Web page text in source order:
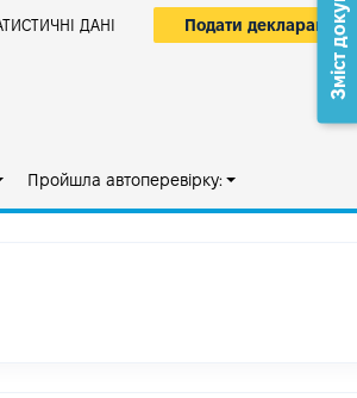
ДАНІ Подати декларацію
Пройшла автоперевірку: